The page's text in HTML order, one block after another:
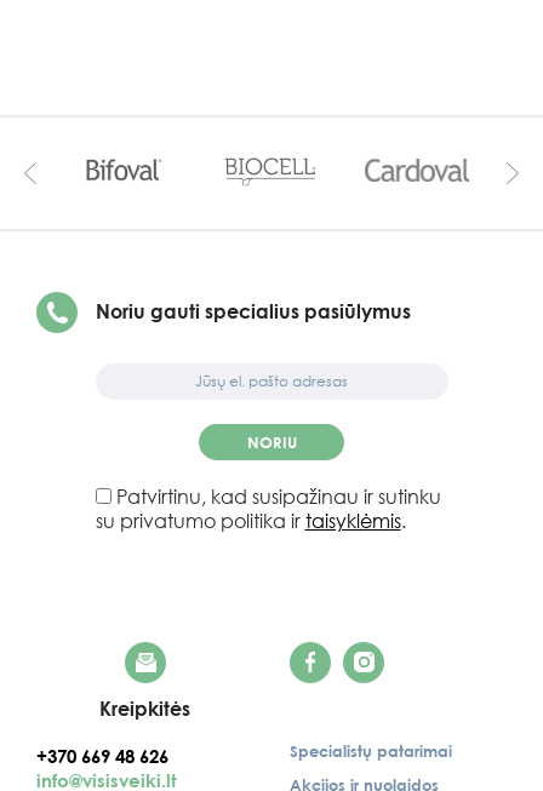
Kreipkitės
+370 669 48 626
info@visisveiki.lt
Noriu gauti specialius pasiūlymus
NORIU
Patvirtinu, kad susipažinau ir sutinku
su privatumo politika ir taisyklėmis.
Specialistų patarimai
Akcijos ir nuolaidos